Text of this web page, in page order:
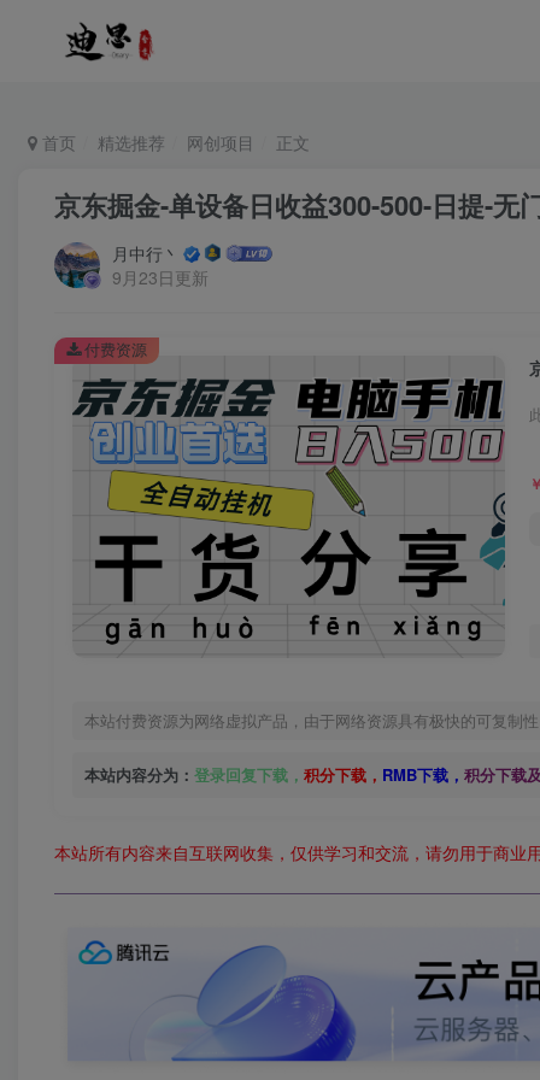
首页 精选推荐 网创项目 正文
京东掘金-单设备日收益300-500-日提-无
月中行丶
9月23日更新
本站付费资源为网络虚拟产品，由于网络资源具有极快的可复制
本站内容分为： 登录回复下载， 积分下载， RMB下载， 积分下载
付费资源
本站所有内容来自互联网收集，仅供学习和交流，请勿用于商